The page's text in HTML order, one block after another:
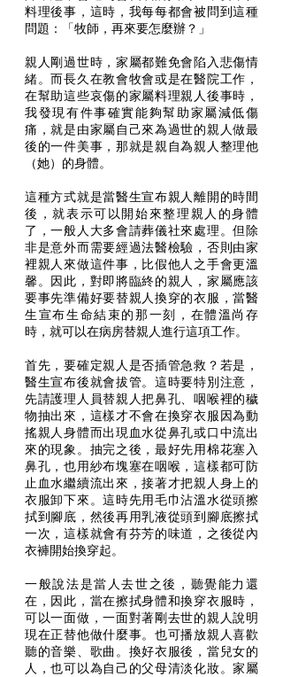
料理後事，這時，我每每都會被問到這種
問題：「牧師，再來要怎麼辦？」
親人剛過世時，家屬都難免會陷入悲傷情
緒。而長久在教會牧會或是在醫院工作，
在幫助這些哀傷的家屬料理親人後事時，
我發現有件事確實能夠幫助家屬減低傷
痛，就是由家屬自己來為過世的親人做最
後的一件美事，那就是親自為親人整理他
（她）的身體。
這種方式就是當醫生宣布親人離開的時間
後，就表示可以開始來整理親人的身體
了，一般人大多會請葬儀社來處理。但除
非是意外而需要經過法醫檢驗，否則由家
裡親人來做這件事，比假他人之手會更溫
馨。因此，對即將臨終的親人，家屬應該
要事先準備好要替親人換穿的衣服，當醫
生宣布生命結束的那一刻，在體溫尚存
時，就可以在病房替親人進行這項工作。
首先，要確定親人是否插管急救？若是，
醫生宣布後就會拔管。這時要特別注意，
先請護理人員替親人把鼻孔、咽喉裡的穢
物抽出來，這樣才不會在換穿衣服因為動
搖親人身體而出現血水從鼻孔或口中流出
來的現象。抽完之後，最好先用棉花塞入
鼻孔，也用紗布塊塞在咽喉，這樣都可防
止血水繼續流出來，接著才把親人身上的
衣服卸下來。這時先用毛巾沾溫水從頭擦
拭到腳底，然後再用乳液從頭到腳底擦拭
一次，這樣就會有芬芳的味道，之後從內
衣褲開始換穿起。
一般說法是當人去世之後，聽覺能力還
在，因此，當在擦拭身體和換穿衣服時，
可以一面做，一面對著剛去世的親人說明
現在正替他做什麼事。也可播放親人喜歡
聽的音樂、歌曲。換好衣服後，當兒女的
人，也可以為自己的父母清淡化妝。家屬